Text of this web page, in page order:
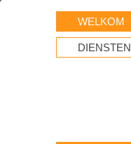
WELKOM
DIENSTEN